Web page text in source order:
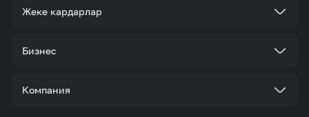
Жеке кардарлар
Тарифтер
Бизнес
Корпоративдик кардар болуңуз
Компания